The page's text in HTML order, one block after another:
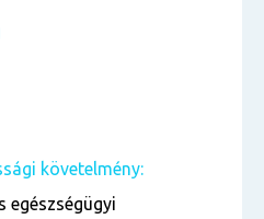
követelmény:
egészségügyi